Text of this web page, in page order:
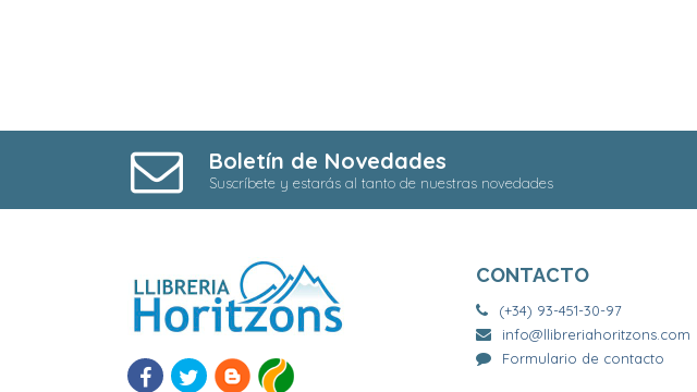
Boletín de Novedades
Suscríbete y estarás al tanto de nuestras novedades
CONTACTO
(+34) 93-451-30-97
info@llibreriahoritzons.com
Formulario de contacto